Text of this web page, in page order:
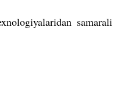
samarali